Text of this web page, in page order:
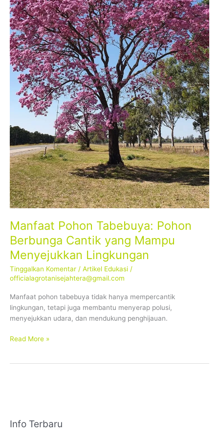
Manfaat Pohon Tabebuya: Pohon
Berbunga Cantik yang Mampu
Menyejukkan Lingkungan
Tinggalkan Komentar / Artikel Edukasi /
officialagrotanisejahtera@gmail.com
Manfaat pohon tabebuya tidak hanya mempercantik
lingkungan, tetapi juga membantu menyerap polusi,
menyejukkan udara, dan mendukung penghijauan.
yang
Mampu
Menyejukkan
Lingkungan
Read More »
Info Terbaru